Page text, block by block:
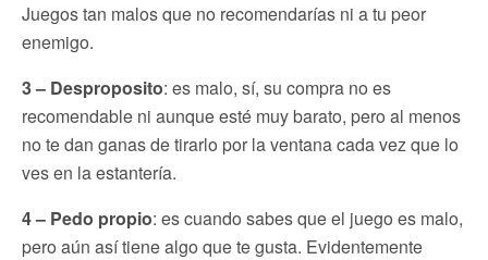
Juegos tan malos que no recomendarías ni a tu peor
enemigo.
3 – Desproposito: es malo, sí, su compra no es
recomendable ni aunque esté muy barato, pero al menos
no te dan ganas de tirarlo por la ventana cada vez que lo
ves en la estantería.
4 – Pedo propio: es cuando sabes que el juego es malo,
pero aún así tiene algo que te gusta. Evidentemente